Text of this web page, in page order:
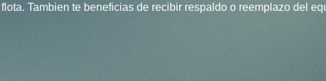
Tambien te beneficias de recibir respaldo o reemplazo del